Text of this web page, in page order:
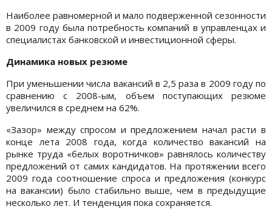
Наиболее равномерной и мало подверженной сезонности
в 2009 году была потребность компаний в управленцах и
специалистах банковской и инвестиционной сферы.
Динамика новых резюме
При уменьшении числа вакансий в 2,5 раза в 2009 году по
сравнению с 2008-ым, объем поступающих резюме
увеличился в среднем на 62%.
«Зазор» между спросом и предложением начал расти в
конце лета 2008 года, когда количество вакансий на
рынке труда «белых воротничков» равнялось количеству
предложений от самих кандидатов. На протяжении всего
2009 года соотношение спроса и предложения (конкурс
на вакансии) было стабильно выше, чем в предыдущие
несколько лет. И тенденция пока сохраняется.